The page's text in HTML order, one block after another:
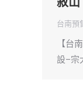
台南預
【台
設–宗